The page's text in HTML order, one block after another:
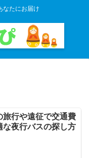
なたにお届け
旅行や遠征で交通費
な夜行バスの探し方